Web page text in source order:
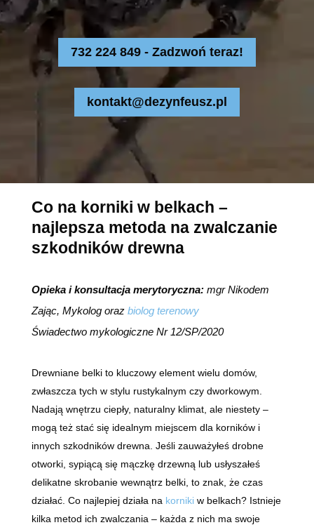
732 224 849 - Zadzwoń teraz!
kontakt@dezynfeusz.pl
Co na korniki w belkach –
najlepsza metoda na zwalczanie
szkodników drewna
Opieka i konsultacja merytoryczna:mgr Nikodem
Zając, Mykolog oraz biolog terenowy
Świadectwo mykologiczne Nr 12/SP/2020
Drewniane belki to kluczowy element wielu domów,
zwłaszcza tych w stylu rustykalnym czy dworkowym.
Nadają wnętrzu ciepły, naturalny klimat, ale niestety –
mogą też stać się idealnym miejscem dla korników i
innych szkodników drewna. Jeśli zauważyłeś drobne
otworki, sypiącą się mączkę drzewną lub usłyszałeś
delikatne skrobanie wewnątrz belki, to znak, że czas
działać. Co najlepiej działa na kornikiw belkach? Istnieje
kilka metod ich zwalczania – każda z nich ma swoje